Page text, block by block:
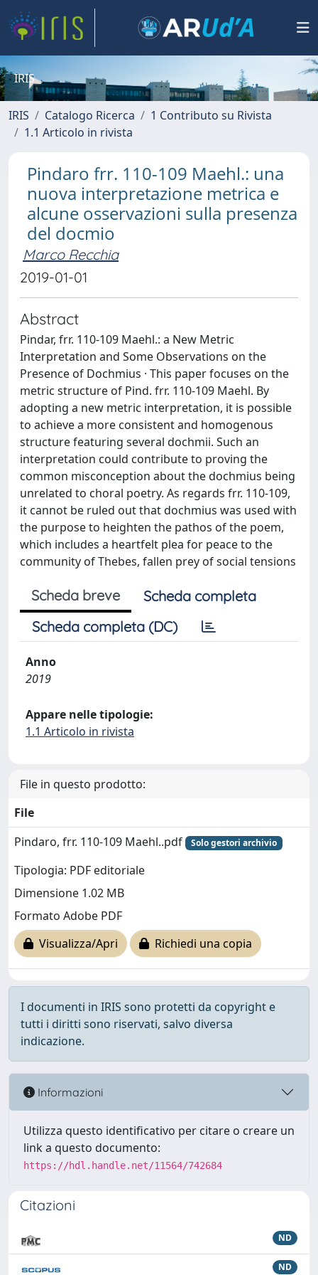
IRIS
IRIS Catalogo Ricerca
1 Contributo su Rivista
1.1 Articolo in rivista
Pindaro frr. 110-109 Maehl.: una
nuova interpretazione metrica e
alcune osservazioni sulla presenza
del docmio
Marco Recchia
2019-01-01
Abstract
Pindar, frr. 110-109 Maehl.: a New Metric
Interpretation and Some Observations on the
Presence of Dochmius · This paper focuses on the
metric structure of Pind. frr. 110-109 Maehl. By
adopting a new metric interpretation, it is possible
to achieve a more consistent and homogenous
structure featuring several dochmii. Such an
interpretation could contribute to proving the
common misconception about the dochmius being
unrelated to choral poetry. As regards frr. 110-109,
it cannot be ruled out that dochmius was used with
the purpose to heighten the pathos of the poem,
which includes a heartfelt plea for peace to the
community of Thebes, fallen prey of social tensions
Scheda breve
Scheda completa
Scheda completa (DC)
Anno
2019
Appare nelle tipologie:
1.1 Articolo in rivista
File in questo prodotto:
File
Pindaro, frr. 110-109 Maehl..pdf
Solo gestori archivio
Tipologia: PDF editoriale
Dimensione 1.02 MB
Formato Adobe PDF
Visualizza/Apri
Richiedi una copia
I documenti in IRIS sono protetti da copyright e
tutti i diritti sono riservati, salvo diversa
indicazione.
Informazioni
Utilizza questo identificativo per citare o creare un
link a questo documento:
https://hdl.handle.net/11564/742684
Citazioni
ND
ND